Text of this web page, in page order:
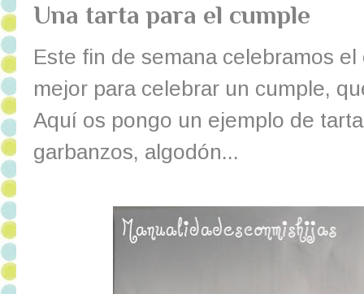
Una tarta para el cumple
Este fin de semana celebramos
mejor para celebrar un cumple,
Aquí os pongo un ejemplo de
garbanzos, algodón...